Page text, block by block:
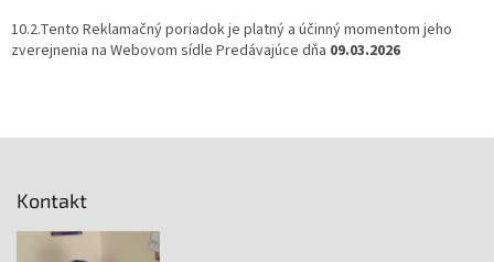
10.2.Tento Reklamačný poriadok je platný a účinný momentom jeho
zverejnenia na Webovom sídle Predávajúce dňa 09.03.2026
Kontakt